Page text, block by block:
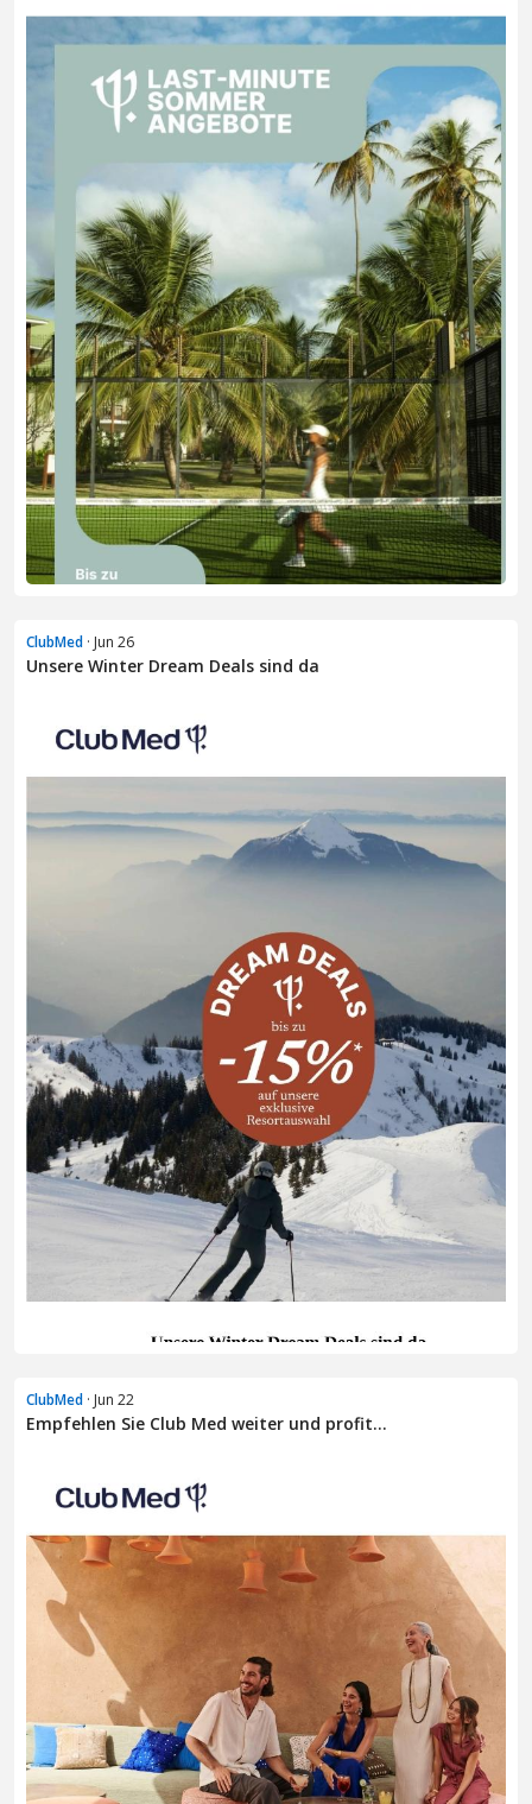
ClubMed · Jun 26
Unsere Winter Dream Deals sind da
ClubMed · Jun 22
Empfehlen Sie Club Med weiter und profit...